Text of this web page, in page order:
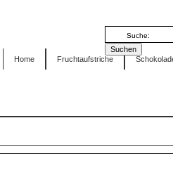
Home Fruchtaufstriche